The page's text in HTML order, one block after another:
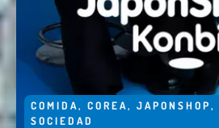
COMIDA, COREA, JAPONSHOP,
SOCIEDAD